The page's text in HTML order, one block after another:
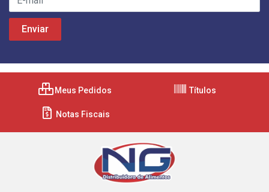
Meus Pedidos Títulos
Notas Fiscais